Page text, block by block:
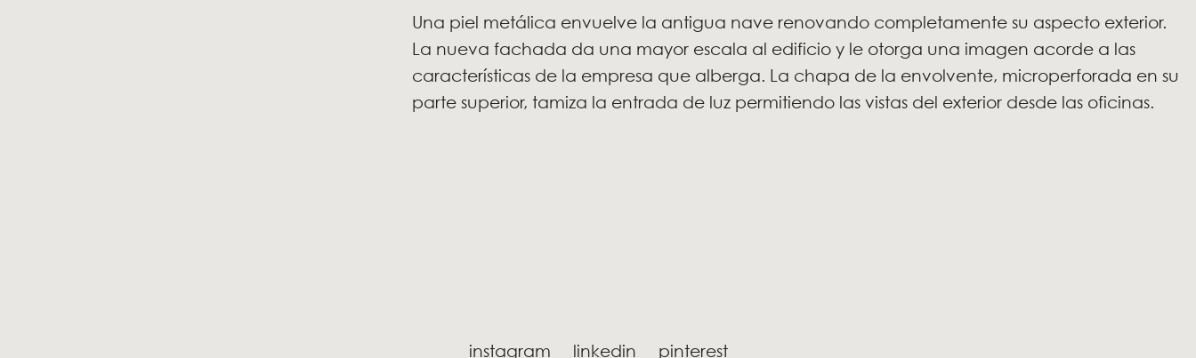
Una piel metálica envuelve la antigua nave renovando completamente su aspecto exterior.
La nueva fachada da una mayor escala al edificio y le otorga una imagen acorde a las
características de la empresa que alberga. La chapa de la envolvente, microperforada en su
parte superior, tamiza la entrada de luz permitiendo las vistas del exterior desde las oficinas.
instagram linkedin pinterest